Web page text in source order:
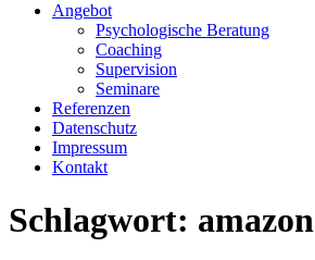
Angebot
Psychologische Beratung
Coaching
Supervision
Seminare
Referenzen
Datenschutz
Impressum
Kontakt
Schlagwort: amazon